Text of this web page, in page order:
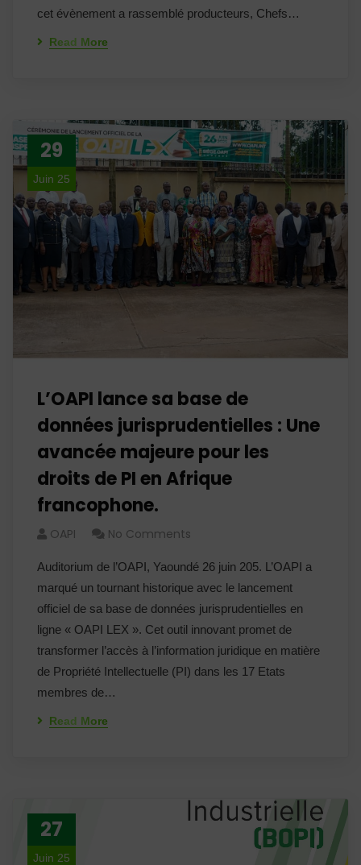
cet évènement a rassemblé producteurs, Chefs…
Read More
29
Juin 25
L’OAPI lance sa base de
données jurisprudentielles : Une
avancée majeure pour les
droits de PI en Afrique
francophone.
OAPI No Comments
Auditorium de l’OAPI, Yaoundé 26 juin 205. L’OAPI a
marqué un tournant historique avec le lancement
officiel de sa base de données jurisprudentielles en
ligne « OAPI LEX ». Cet outil innovant promet de
transformer l’accès à l’information juridique en matière
de Propriété Intellectuelle (PI) dans les 17 Etats
membres de…
Read More
27
Juin 25